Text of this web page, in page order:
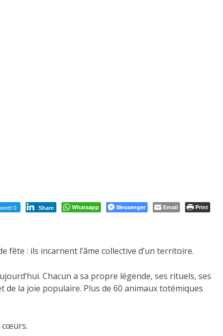
0 Share Whatsapp Messenger Email Print
: ils incarnent l’âme collective d’un territoire.
Chacun a sa propre légende, ses rituels, ses
de la joie populaire. Plus de 60 animaux totémiques
cœurs.